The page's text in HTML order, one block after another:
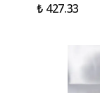
₺ 427.33